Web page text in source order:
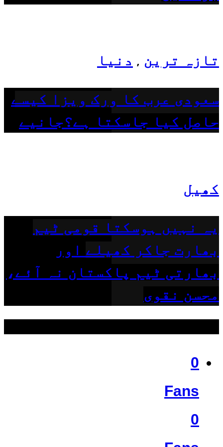
تازہ ترین , دنیا
سعودی عرب کا ورک ویزا کیسے
حاصل کیا جاسکتا ہے؟جانیے
کھیل
یہ نہیں ہوسکتا قومی ٹیم
بھارت جاکر کھیلے اور
بھارتی ٹیم پاکستان نہ آئے،
محسن نقوی
0
Fans
0